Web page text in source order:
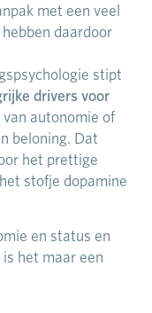
met een veel
daardoor
stipt
drivers voor
autonomie of
beloning. Dat
het prettige
stofje dopamine
en status en
het maar een